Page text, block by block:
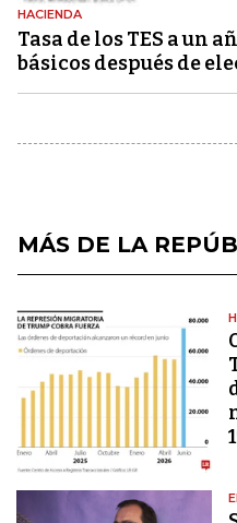
HACIENDA
Tasa de los TES a un
básicos después de
MÁS DE LA